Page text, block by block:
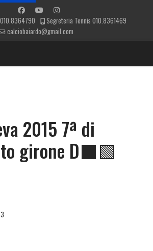
Segreteria Tennis 010.8361469
calciobaiardo@gmail.com
2015 7ª di
girone D⬛🟩